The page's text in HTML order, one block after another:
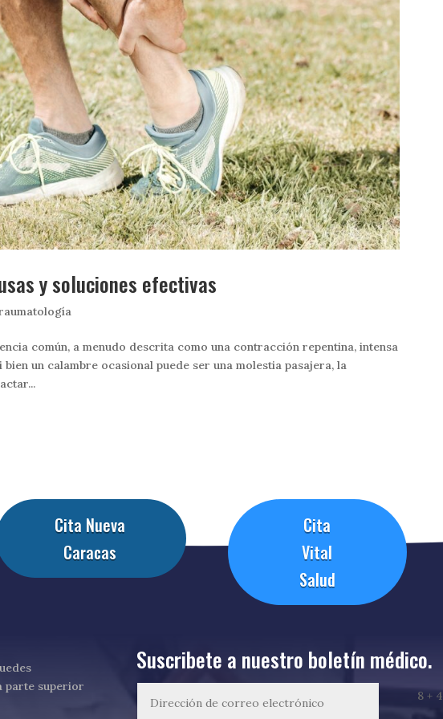
y soluciones efectivas
común, a menudo descrita como una contracción repentina, intensa
un calambre ocasional puede ser una molestia pasajera, la
Cita Nueva
Caracas
Cita
Vital
Salud
parte superior
Suscribete a nuestro boletín médico.
8 + 4